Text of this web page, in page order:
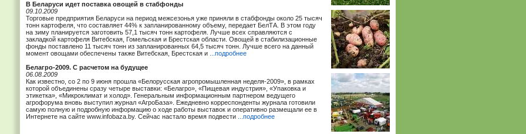
В Беларуси идет поставка овощей в стабфонды
09.10.2009
Торговые предприятия Беларуси на период межсезонья уже приняли в стабфонды около 25 тысяч
тонн картофеля, что составляет 44% к запланированному объему, передает БелТА. В этом году
на зиму планируется заготовить 57,1 тысяч тонн картофеля. Лучше всех справляются с
закладкой картофеля Витебская, Гомельская и Брестская области. Овощей в стабилизационные
фонды поставлено 11 тысяч тонн из запланированных 64,5 тысяч тонн. Лучше всего на данный
момент овощами обеспечены также Витебская, Брестская и
...подробнее
Белагро-2009. С расчетом на будущее
06.08.2009
Как известно, со 2 по 9 июня прошла «Белорусская агропромышленная неделя-2009», в рамках
которой объединены сразу четыре выставки: «Белагро», «Пищевая индустрия», «Упаковка и
этикетка», «Микроклимат и холод». Генеральным информационным партнером ведущего
агрофорума вновь выступил журнал «АгроБаза». Ежедневно корреспонденты журнала готовили
самую полную и подробную информацию о ходе работы выставок и оперативно размещали ее в
Интернете на сайте www.infobaza.by. Сейчас настало время подвести
...подробнее